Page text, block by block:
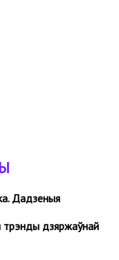
Дадзеныя
трэнды дзяржаўнай